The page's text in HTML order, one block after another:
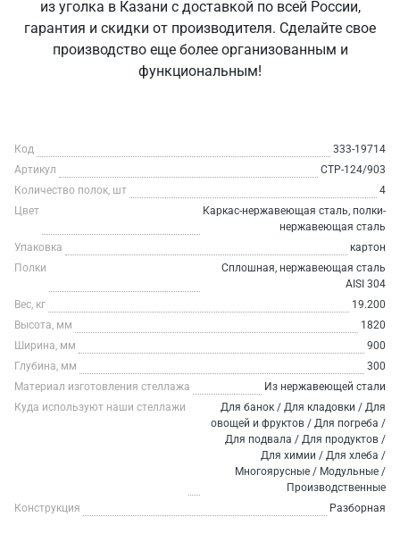
из уголка в Казани с доставкой по всей России,
гарантия и скидки от производителя. Сделайте свое
производство еще более организованным и
функциональным!
Код
333-19714
Артикул
СТР-124/903
Количество полок, шт
4
Цвет
Каркас-нержавеющая сталь, полки-
нержавеющая сталь
Упаковка
картон
Полки
Сплошная, нержавеющая сталь
AISI 304
Вес, кг
19.200
Высота, мм
1820
Ширина, мм
900
Глубина, мм
300
Материал изготовления стеллажа
Из нержавеющей стали
Куда используют наши стеллажи
Для банок / Для кладовки / Для
овощей и фруктов / Для погреба /
Для подвала / Для продуктов /
Для химии / Для хлеба /
Многоярусные / Модульные /
Производственные
Конструкция
Разборная